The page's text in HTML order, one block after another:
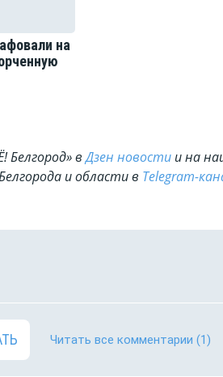
на
Белгород» вДзен новости и на
и области в Telegram-
Читать все комментарии (1)